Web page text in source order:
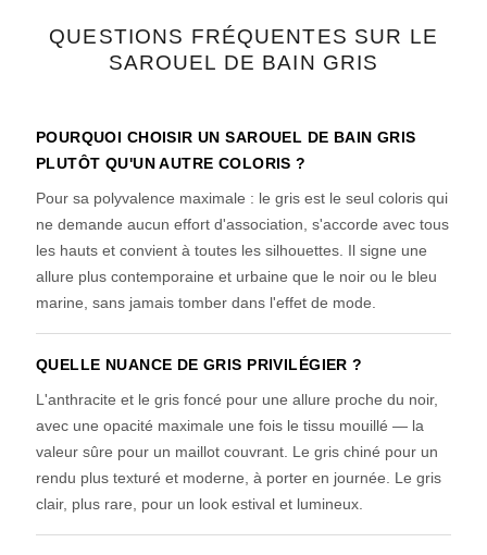
QUESTIONS FRÉQUENTES SUR LE
SAROUEL DE BAIN GRIS
POURQUOI CHOISIR UN SAROUEL DE BAIN GRIS
PLUTÔT QU'UN AUTRE COLORIS ?
Pour sa polyvalence maximale : le gris est le seul coloris qui
ne demande aucun effort d'association, s'accorde avec tous
les hauts et convient à toutes les silhouettes. Il signe une
allure plus contemporaine et urbaine que le noir ou le bleu
marine, sans jamais tomber dans l'effet de mode.
QUELLE NUANCE DE GRIS PRIVILÉGIER ?
L'anthracite et le gris foncé pour une allure proche du noir,
avec une opacité maximale une fois le tissu mouillé — la
valeur sûre pour un maillot couvrant. Le gris chiné pour un
rendu plus texturé et moderne, à porter en journée. Le gris
clair, plus rare, pour un look estival et lumineux.